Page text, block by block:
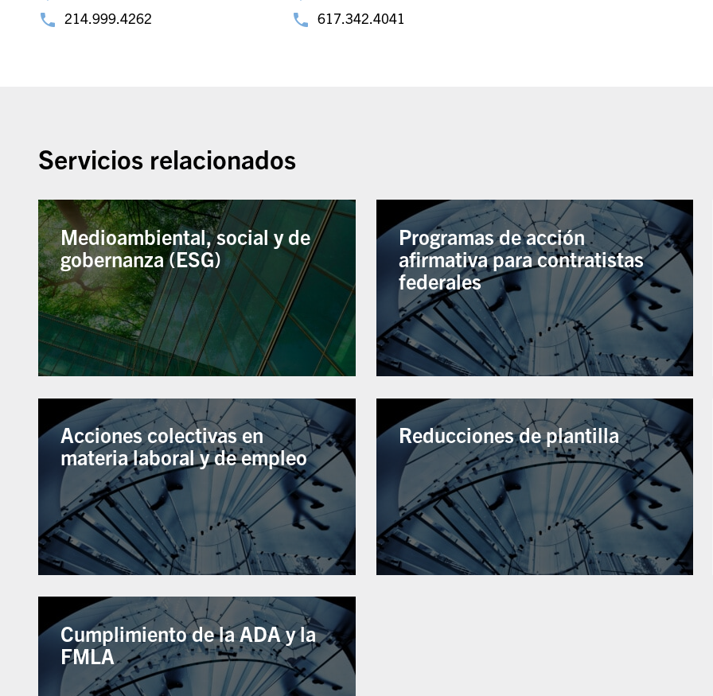
214.999.4262
617.342.4041
Servicios relacionados
Medioambiental, social y de
gobernanza (ESG)
Programas de acción
afirmativa para contratistas
federales
Acciones colectivas en
materia laboral y de empleo
Reducciones de plantilla
Cumplimiento de la ADA y la
FMLA